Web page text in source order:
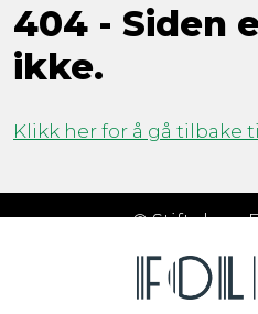
404 - Siden
ikke.
Klikk her for å gå tilbake
© Stiftelsen